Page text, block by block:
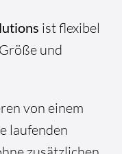
ist flexibel
und
von einem
laufenden